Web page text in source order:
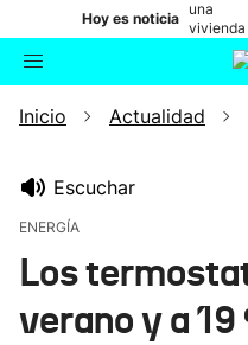
Hoy es noticia
una
vivienda
de Bilbao
Buscador
Inicio Actualidad
Escuchar
ENERGÍA
Los
verano y a 19